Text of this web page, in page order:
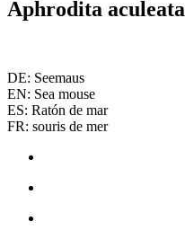
Aphrodita aculeata
DE: Seemaus
EN: Sea mouse
ES: Ratón de mar
FR: souris de mer